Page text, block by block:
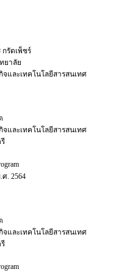
กรัดเพ็ชร์
ยาลัย
และเทคโนโลยีสารสนเทศ
และเทคโนโลยีสารสนเทศ
. 2564
และเทคโนโลยีสารสนเทศ